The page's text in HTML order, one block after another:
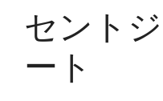
セント
ート